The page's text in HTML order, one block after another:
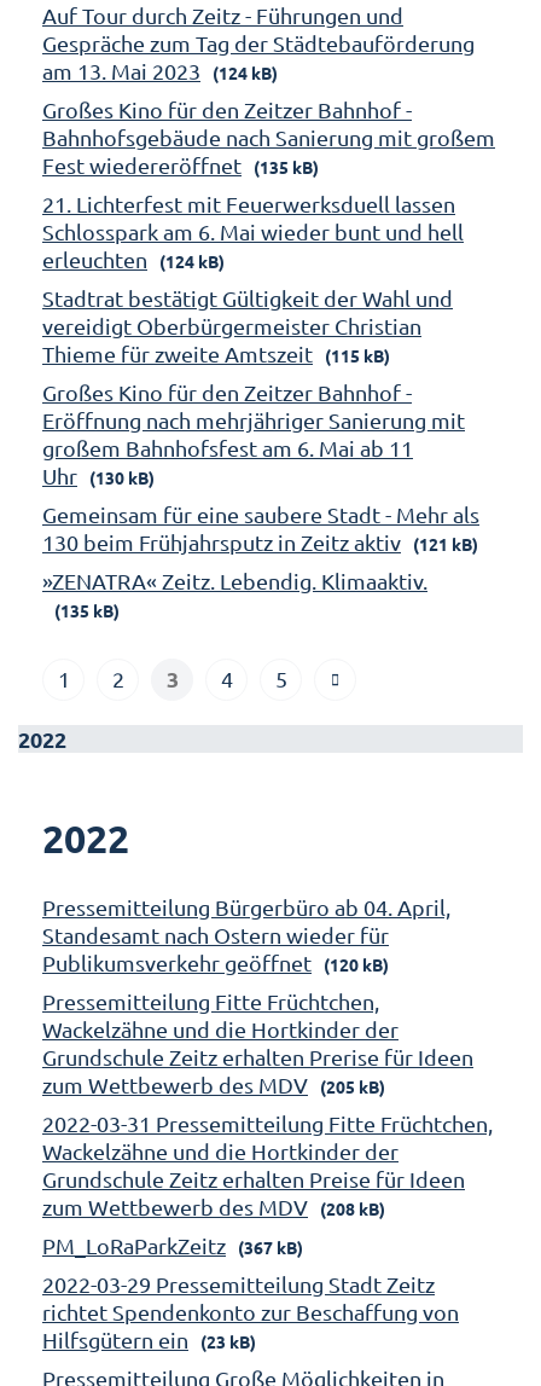
Auf Tour durch Zeitz - Führungen und
Gespräche zum Tag der Städtebauförderung
am 13. Mai 2023
(124 kB)
Großes Kino für den Zeitzer Bahnhof -
Bahnhofsgebäude nach Sanierung mit großem
Fest wiedereröffnet
(135 kB)
21. Lichterfest mit Feuerwerksduell lassen
Schlosspark am 6. Mai wieder bunt und hell
erleuchten
(124 kB)
Stadtrat bestätigt Gültigkeit der Wahl und
vereidigt Oberbürgermeister Christian
Thieme für zweite Amtszeit
(115 kB)
Großes Kino für den Zeitzer Bahnhof -
Eröffnung nach mehrjähriger Sanierung mit
großem Bahnhofsfest am 6. Mai ab 11
Uhr
(130 kB)
Gemeinsam für eine saubere Stadt - Mehr als
130 beim Frühjahrsputz in Zeitz aktiv
(121 kB)
»ZENATRA« Zeitz. Lebendig. Klimaaktiv.
(135 kB)
1 2 3 4 5
2022
2022
Pressemitteilung Bürgerbüro ab 04. April,
Standesamt nach Ostern wieder für
Publikumsverkehr geöffnet
(120 kB)
Pressemitteilung Fitte Früchtchen,
Wackelzähne und die Hortkinder der
Grundschule Zeitz erhalten Prerise für Ideen
zum Wettbewerb des MDV
(205 kB)
2022-03-31 Pressemitteilung Fitte Früchtchen,
Wackelzähne und die Hortkinder der
Grundschule Zeitz erhalten Preise für Ideen
zum Wettbewerb des MDV
(208 kB)
PM_LoRaParkZeitz (367 kB)
2022-03-29 Pressemitteilung Stadt Zeitz
richtet Spendenkonto zur Beschaffung von
Hilfsgütern ein
(23 kB)
Pressemitteilung Große Möglichkeiten in